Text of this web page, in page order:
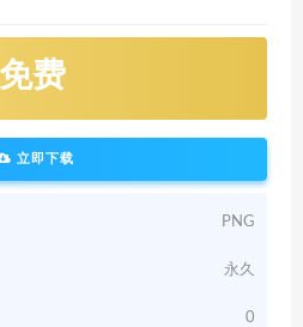
免费
立即下载
PNG
永久
0